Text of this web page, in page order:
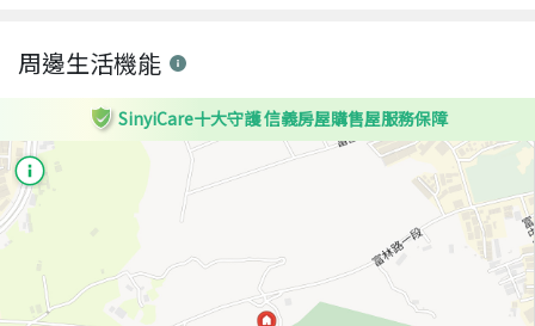
周邊生活機能
SinyiCare十大守護 信義房屋購售屋服務保障